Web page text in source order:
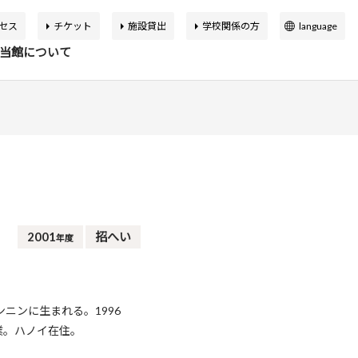
アートカフェ＆ショップ
当館について
アジア美術館の歩み
ス チケット 施設貸出 学校関係の方
language
2001年度 招へい
ニンに生まれる。1996
ハノイ在住。